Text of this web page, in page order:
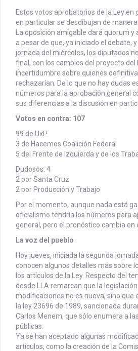
Estos votos aprobatorios de la Ley en
en particular se desdibujan de manera
La oposición amigable dará quorum
a pesar de que, ya iniciado el debate,
jornada del miércoles, los diputados
final, con los cambios del proyecto del
incertidumbre sobre quienes
rechazarían. De lo que no hay dudas
números para la aprobación general
sus diferencias a la discusión en
Votos en contra: 107
99 de UxP
3 de Hacemos Coalición Federal
5 del Frente de Izquierda y de los
Dudosos: 4
2 por Santa Cruz
2 por Producción y Trabajo
Por el momento, aunque nada está
oficialismo tendría los números para
general, pero el pronóstico cambia en
La voz del pueblo
Hoy jueves, iniciada la segunda
conocen algunos detalles más sobre
los artículos de la Ley. Respecto del
desde LLA remarcan que la
modificaciones no es nueva, sino que
la ley 23696 de 1989, sancionada
Carlos Menem, que sólo enumera a
públicas.
Ya se han aceptado algunas
artículos, como la creación de la